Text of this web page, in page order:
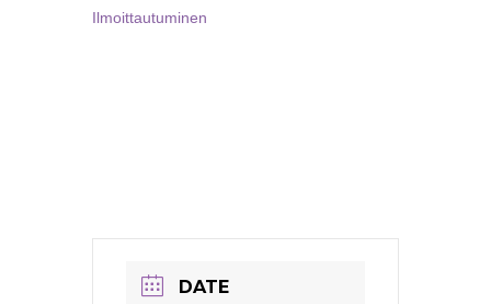
Ilmoittautuminen
DATE